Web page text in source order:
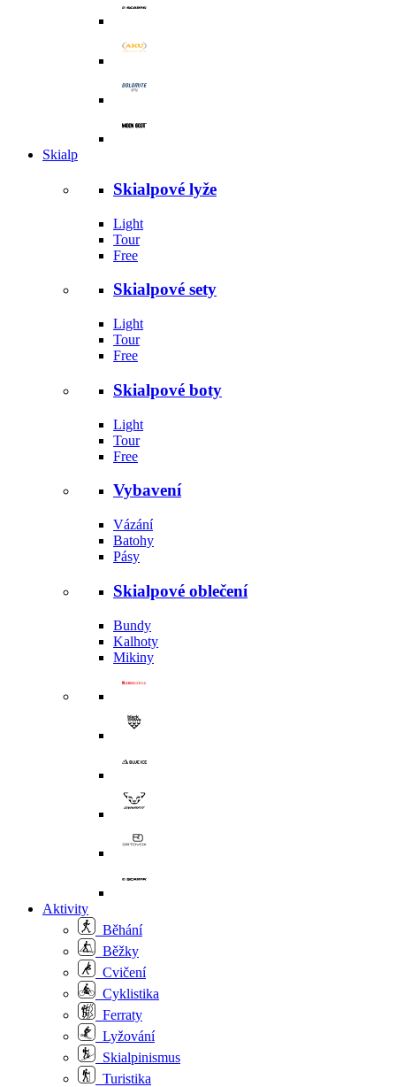
Skialp
Skialpové lyže
Light
Tour
Free
Skialpové sety
Light
Tour
Free
Skialpové boty
Light
Tour
Free
Vybavení
Vázání
Batohy
Pásy
Skialpové oblečení
Bundy
Kalhoty
Mikiny
Aktivity
Běhání
Běžky
Cvičení
Cyklistika
Ferraty
Lyžování
Skialpinismus
Turistika